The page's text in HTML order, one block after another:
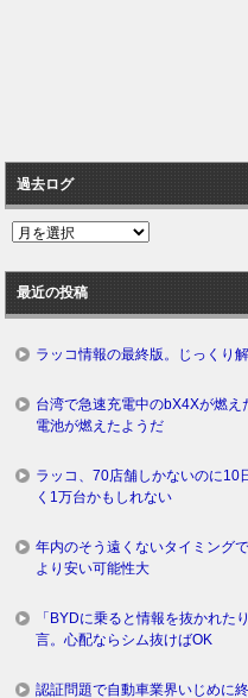
過去ログ
過
ロ
グ
最近の投稿
ラッコ情報の最終版。じっくり
台湾で急速充電中のbX4Xが燃え
電池が燃えたようだ
ラッコ、70店舗しかないのに
く1万台かもしれない
年内のそう遠くないタイミング
より安い可能性大
「BYDに乗ると情報を抜かれた
言。心配ならシム抜けばOK
認証問題で自動車業界いじめに